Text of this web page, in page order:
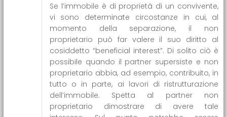
Se l’immobile è di proprietà di un convivente,
vi sono determinate circostanze in cui, al
momento della separazione, il non
proprietario può far valere il suo diritto al
cosiddetto “beneficial interest”. Di solito ciò è
possibile quando il partner supersiste e non
proprietario abbia, ad esempio, contribuito, in
tutto o in parte, ai lavori di ristrutturazione
dell’immobile. Spetta al partner non
proprietario dimostrare di avere tale